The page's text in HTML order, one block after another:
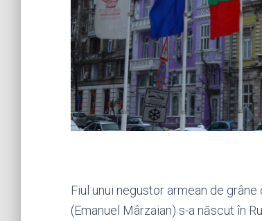
Fiul unui negustor armean de
(Emanuel Mârzaian) s-a născut în